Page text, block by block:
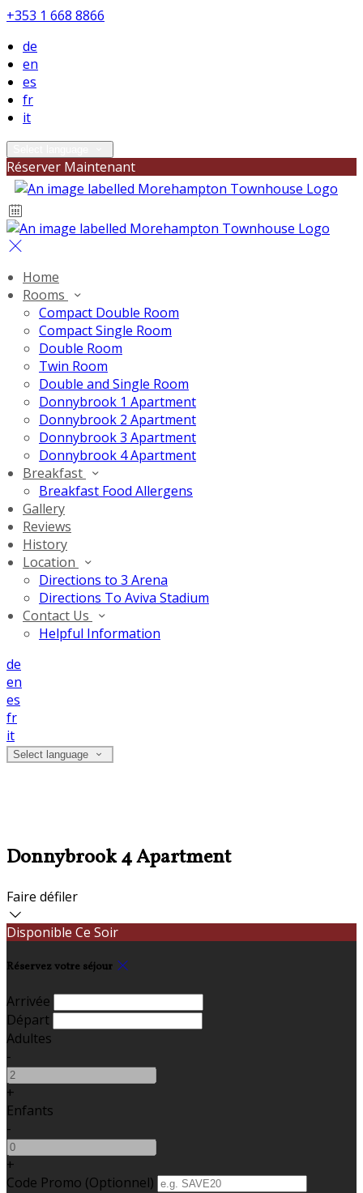
+353 1 668 8866
de
en
es
fr
it
Réserver Maintenant
Home
Rooms
Compact Double Room
Compact Single Room
Double Room
Twin Room
Double and Single Room
Donnybrook 1 Apartment
Donnybrook 2 Apartment
Donnybrook 3 Apartment
Donnybrook 4 Apartment
Breakfast
Breakfast Food Allergens
Gallery
Reviews
History
Location
Directions to 3 Arena
Directions To Aviva Stadium
Contact Us
Helpful Information
de
en
es
fr
it
Select language
Donnybrook 4 Apartment
Faire défiler
Disponible Ce Soir
Réservez votre séjour
Arrivée
Départ
Adultes
-
+
Enfants
-
+
Code Promo (Optionnel)